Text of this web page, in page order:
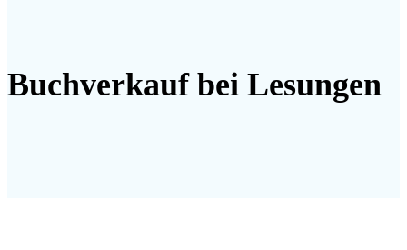
Buchverkauf bei Lesungen